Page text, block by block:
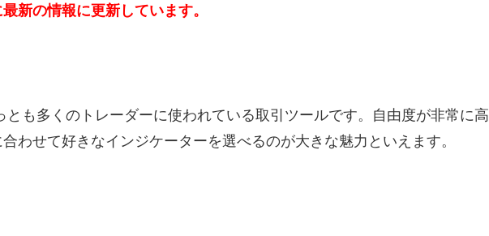
新の情報に更新しています。
とも多くのトレーダーに使われている取引ツールです。自由度が非常に高
わせて好きなインジケーターを選べるのが大きな魅力といえます。